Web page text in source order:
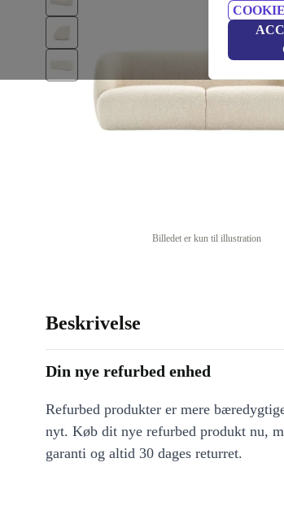
Billedet er kun til illustration
Beskrivelse
Din nye refurbed enhed
Refurbed produkter er mere
nyt. Køb dit nye refurbed produkt nu,
garanti og altid 30 dages returret.